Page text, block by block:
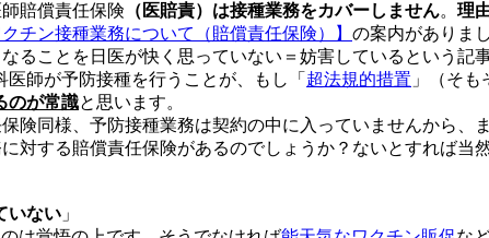
賠償責任保険 （医賠責）は接種業務をカバーしません。 理
クチン接種業務について（賠償責任保険）】 の案内がありまし
ることを日医が快く思っていない＝妨害しているという
師が予防接種を行うことが、もし「 超法規的措置 」（そ
のが常識と思います。
険同様、予防接種業務は契約の中に入っていませんから、
対する賠償責任保険があるのでしょうか？ないとすれば当
いない 」